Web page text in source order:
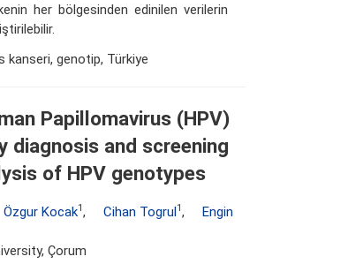
her bölgesinden edinilen verilerin
kanseri, genotip, Türkiye
Papillomavirus (HPV)
diagnosis and screening
of HPV genotypes
Özgur Kocak1, Cihan Togrul1,
Engin
Çorum